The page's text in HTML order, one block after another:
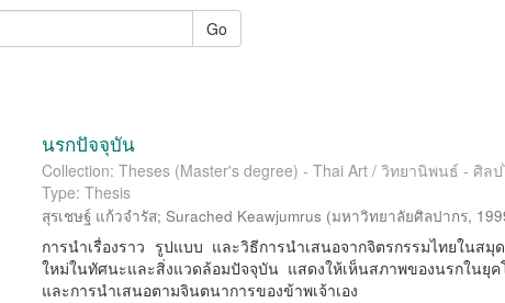
Go
นรกปัจจุบัน
Collection: Theses (Master's degree) - Thai Art / วิทยานิพนธ์ - ศิล
Type: Thesis
สุรเชษฐ์ แก้วจำรัส;Surached Keawjumrus (มหาวิทยาลัยศิลปากร,
การนำเรื่องราว รูปแบบ และวิธีการนำเสนอจากจิตรกรรมไทยในส
ใหม่ในทัศนะและสิ่งแวดล้อมปัจจุบัน แสดงให้เห็นสภาพของนรกในยุ
และการนำเสนอตามจินตนาการของข้าพเจ้าเอง